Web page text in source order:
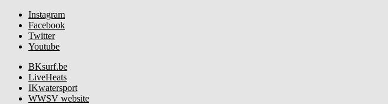
Instagram
Facebook
Twitter
Youtube
BKsurf.be
LiveHeats
IKwatersport
WWSV website